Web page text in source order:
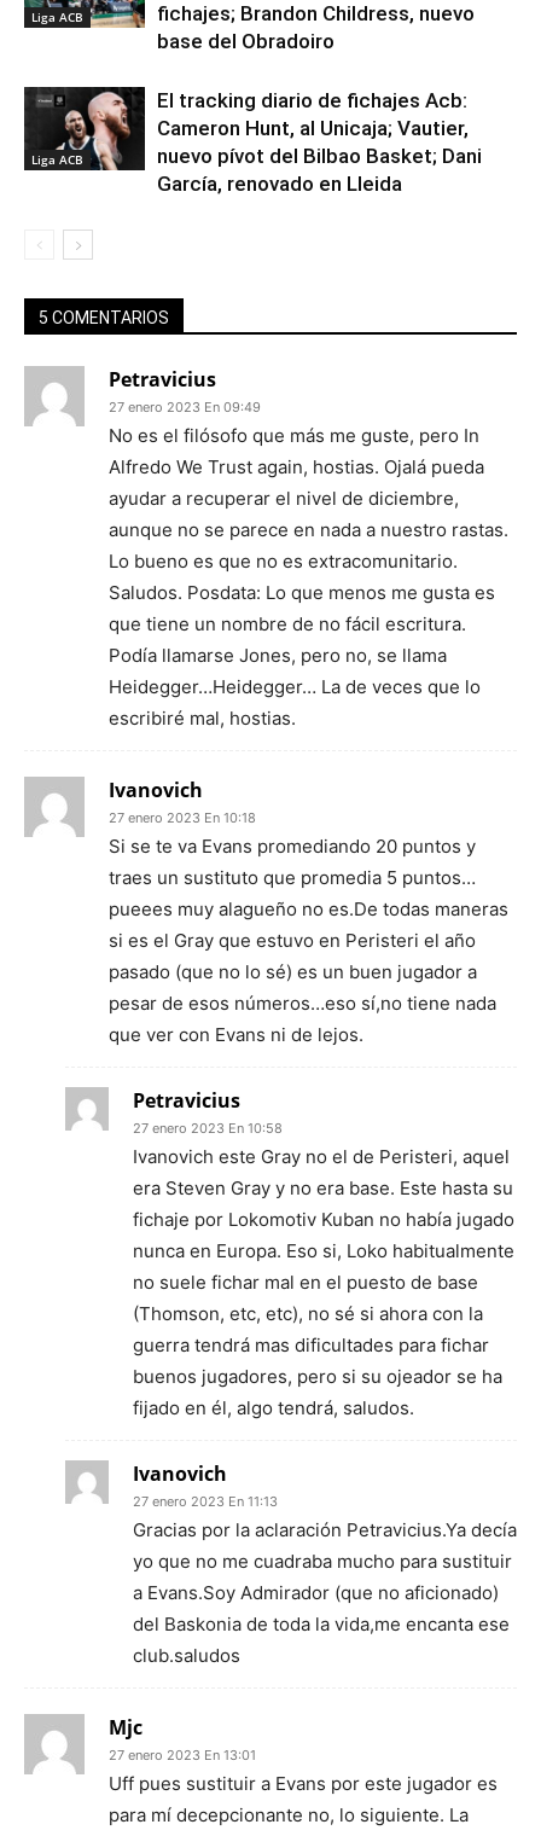
Liga ACB
fichajes; Brandon Childress, nuevo
base del Obradoiro
Liga ACB
El tracking diario de fichajes Acb:
Cameron Hunt, al Unicaja; Vautier,
nuevo pívot del Bilbao Basket; Dani
García, renovado en Lleida
5 COMENTARIOS
Petravicius
27 enero 2023 En 09:49
No es el filósofo que más me guste, pero In
Alfredo We Trust again, hostias. Ojalá pueda
ayudar a recuperar el nivel de diciembre,
aunque no se parece en nada a nuestro rastas.
Lo bueno es que no es extracomunitario.
Saludos. Posdata: Lo que menos me gusta es
que tiene un nombre de no fácil escritura.
Podía llamarse Jones, pero no, se llama
Heidegger…Heidegger… La de veces que lo
escribiré mal, hostias.
Ivanovich
27 enero 2023 En 10:18
Si se te va Evans promediando 20 puntos y
traes un sustituto que promedia 5 puntos…
pueees muy alagueño no es.De todas maneras
si es el Gray que estuvo en Peristeri el año
pasado (que no lo sé) es un buen jugador a
pesar de esos números…eso sí,no tiene nada
que ver con Evans ni de lejos.
Petravicius
27 enero 2023 En 10:58
Ivanovich este Gray no el de Peristeri, aquel
era Steven Gray y no era base. Este hasta su
fichaje por Lokomotiv Kuban no había jugado
nunca en Europa. Eso si, Loko habitualmente
no suele fichar mal en el puesto de base
(Thomson, etc, etc), no sé si ahora con la
guerra tendrá mas dificultades para fichar
buenos jugadores, pero si su ojeador se ha
fijado en él, algo tendrá, saludos.
Ivanovich
27 enero 2023 En 11:13
Gracias por la aclaración Petravicius.Ya decía
yo que no me cuadraba mucho para sustituir
a Evans.Soy Admirador (que no aficionado)
del Baskonia de toda la vida,me encanta ese
club.saludos
Mjc
27 enero 2023 En 13:01
Uff pues sustituir a Evans por este jugador es
para mí decepcionante no, lo siguiente. La